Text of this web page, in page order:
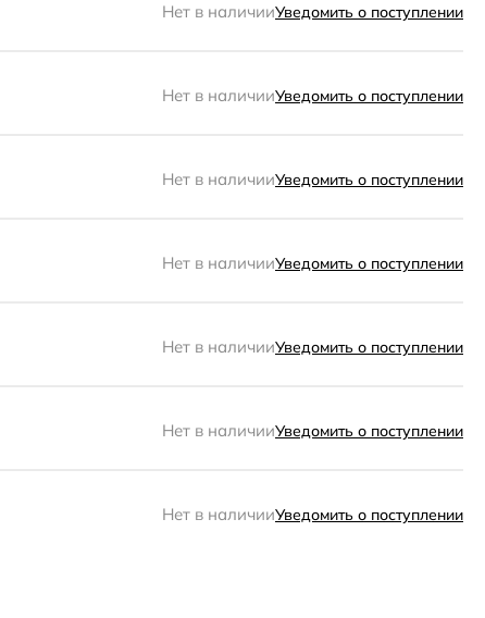
Нет в наличииУведомить о поступлении
Нет в наличииУведомить о поступлении
Нет в наличииУведомить о поступлении
Нет в наличииУведомить о поступлении
Нет в наличииУведомить о поступлении
Нет в наличииУведомить о поступлении
Нет в наличииУведомить о поступлении